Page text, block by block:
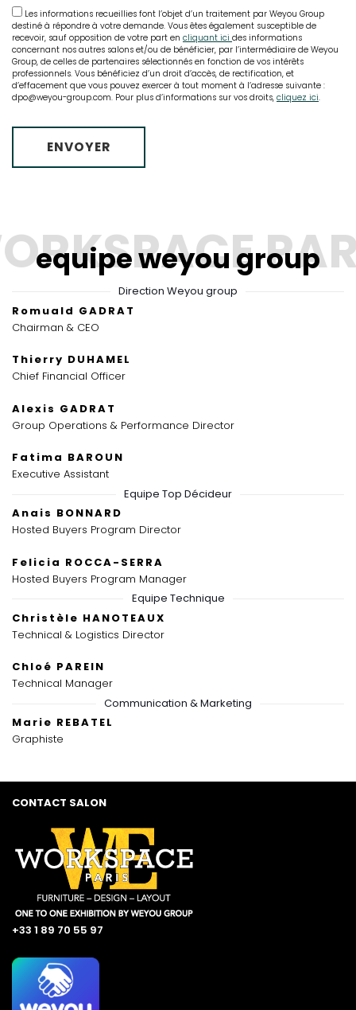
Les informations recueillies font l’objet d’un traitement par Weyou Group
destiné à répondre à votre demande. Vous êtes également susceptible de
recevoir, sauf opposition de votre part en cliquant ici des informations
concernant nos autres salons et/ou de bénéficier, par l’intermédiaire de Weyou
Group, de celles de partenaires sélectionnés en fonction de vos intérêts
professionnels. Vous bénéficiez d’un droit d’accès, de rectification, et
d’effacement que vous pouvez exercer à tout moment à l’adresse suivante :
dpo@weyou-group.com. Pour plus d’informations sur vos droits, cliquez ici.
equipe weyou group
Direction Weyou group
Romuald GADRAT
Chairman & CEO
Thierry DUHAMEL
Chief Financial Officer
Alexis GADRAT
Group Operations & Performance Director
Fatima BAROUN
Executive Assistant
Equipe Top Décideur
Anais BONNARD
Hosted Buyers Program Director
Felicia ROCCA-SERRA
Hosted Buyers Program Manager
Equipe Technique
Christèle HANOTEAUX
Technical & Logistics Director
Chloé PAREIN
Technical Manager
Communication & Marketing
Marie REBATEL
Graphiste
CONTACT SALON
+33 1 89 70 55 97